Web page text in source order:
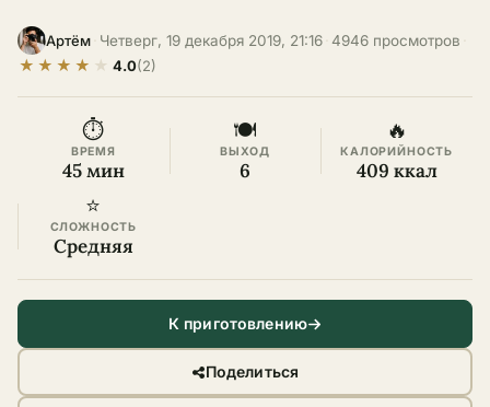
Артём Четверг, 19 декабря 2019, 21:16 4946 просмотров
★ ★ ★ ★ ★ 4.0(2)
⏱
ВРЕМЯ
45 мин
🍽
ВЫХОД
6
🔥
КАЛОРИЙНОСТЬ
409 ккал
⭐
СЛОЖНОСТЬ
Средняя
К приготовлению
Поделиться